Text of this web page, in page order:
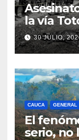
la vía
30 JULIO,
CAUCA GENERAL
El
serio, no